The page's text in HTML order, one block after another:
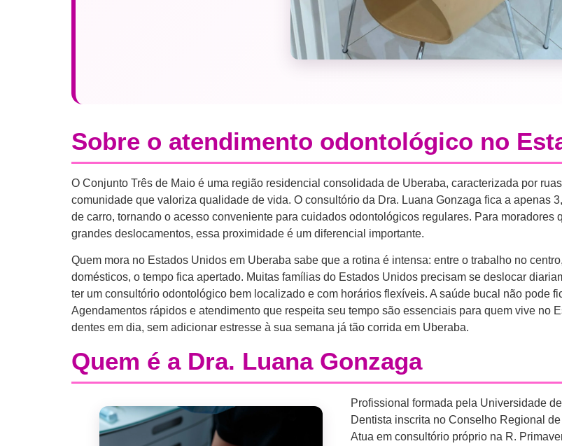
Sobre o atendimento odontológico no
O Conjunto Três de Maio é uma região residencial consolidada de Uberaba, caracterizada por
comunidade que valoriza qualidade de vida. O consultório da Dra. Luana Gonzaga fica a apenas
de carro, tornando o acesso conveniente para cuidados odontológicos regulares. Para
grandes deslocamentos, essa proximidade é um diferencial importante.
Quem mora no Estados Unidos em Uberaba sabe que a rotina é intensa: entre o trabalho no
domésticos, o tempo fica apertado. Muitas famílias do Estados Unidos precisam se deslocar
ter um consultório odontológico bem localizado e com horários flexíveis. A saúde bucal não pode
Agendamentos rápidos e atendimento que respeita seu tempo são essenciais para quem vive no
dentes em dia, sem adicionar estresse à sua semana já tão corrida em Uberaba.
Quem é a Dra. Luana Gonzaga
Profissional formada pela Universidade
Dentista inscrita no Conselho Regional
Atua em consultório próprio na R.